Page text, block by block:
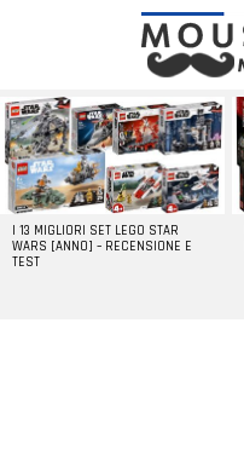
LATEST
STORIES
I 13 MIGLIORI SET LEGO STAR
WARS [ANNO] – RECENSIONE E
TEST